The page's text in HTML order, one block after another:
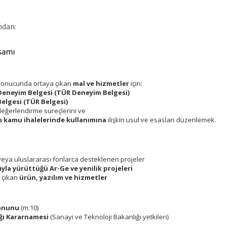
ortaya çıkan mal ve hizmetleriçin:
Belgesi (TÜR Deneyim Belgesi)
(TÜR Belgesi)
süreçlerini ve
kamu ihalelerinde kullanımına ilişkin usul ve esasları düzenlemek.
uluslararası fonlarca desteklenen projeler
yürüttüğü Ar-Ge ve yenilik projeleri
ürün, yazılım ve hizmetler
(m.10)
Kararnamesi (Sanayi ve Teknoloji Bakanlığı yetkileri)